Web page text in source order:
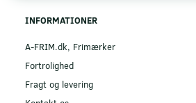
INFORMATIONER
A-FRIM.dk, Frimærker
Fortrolighed
Fragt og levering